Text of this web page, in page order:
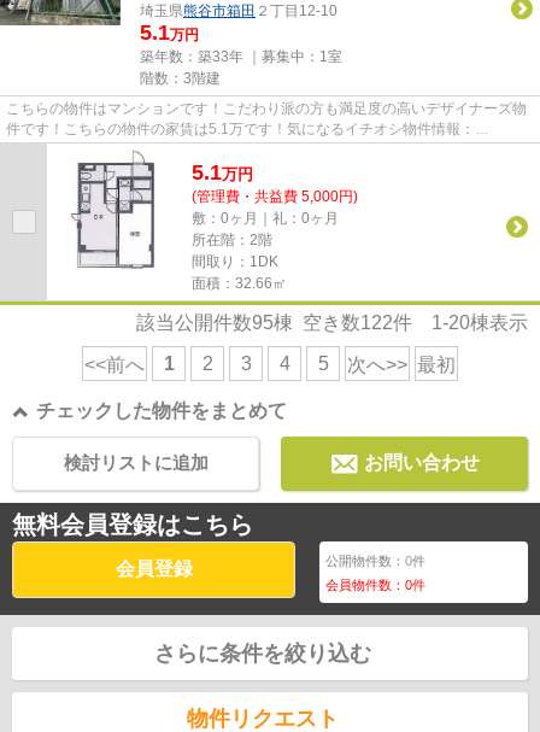
埼玉県熊谷市箱田 ２丁目12-10
5.1万円
築年数：築33年 ｜募集中： 1室
階数：3階建
こちらの物件はマンションです！こだわり派の方も満足度の高いデザイナーズ物
件です！こちらの物件の家賃は5.1万です！気になるイチオシ物件情報：
「b❜CASA熊谷Vre-born」！熊谷市エリ...
5.1万円
(管理費・共益費 5,000円)
敷：0ヶ月｜礼：0ヶ月
所在階：2階
間取り：1DK
面積：32.66㎡
該当公開件数95棟 空き数122件 1-20棟表示
<<前へ 1 2 3 4 5 次へ>> 最初
チェックした物件をまとめて
お問い合わせ
検討リストに追加
無料会員登録はこちら
会員登録 公開物件数：0件
会員物件数：0件
さらに条件を絞り込む
物件リクエスト